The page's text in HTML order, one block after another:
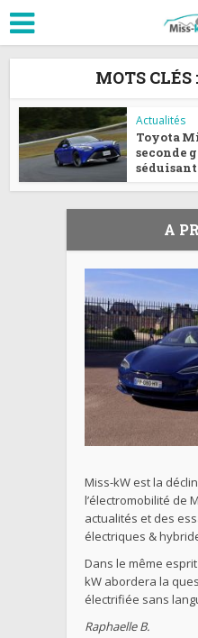
MOTS CLÉS
Actualités
Toyota
seconde
A
Miss-kW est la
l’électromobilité de
actualités et des
électriques &
Dans le même
kW abordera la
électrifiée sans
Raphaelle B.